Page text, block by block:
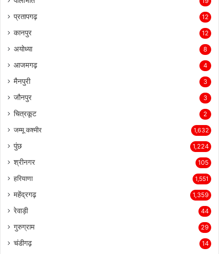
पीलीभीत 19
प्रतापगढ़ 12
कानपुर 12
अयोध्या 8
आजमगढ़ 4
मैनपुरी 3
जौनपुर 3
चित्रकूट 2
जम्मू कश्मीर 1,632
पुंछ 1,224
श्रीनगर 105
हरियाणा 1,551
महेंद्रगढ़ 1,359
रेवाड़ी 44
गुरुग्राम 29
चंडीगढ़ 14